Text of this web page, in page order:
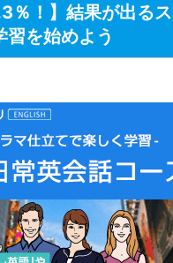
％！】結果が出る
習を始めよう